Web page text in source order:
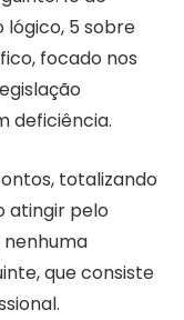
lógico, 5 sobre
focado nos
deficiência.
totalizando
atingir pelo
que consiste